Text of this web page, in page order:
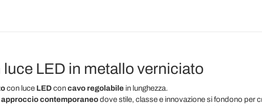
LED in metallo verniciato
con luceLEDconcavo regolabile in lunghezza.
approccio contemporaneodove stile, classe e innovazione si fondono per